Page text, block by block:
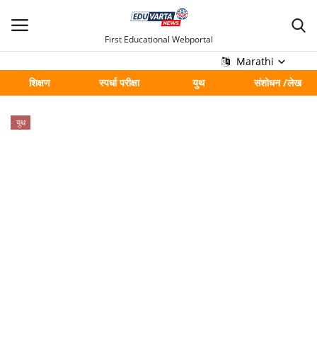
First Educational Webportal
Marathi
शिक्षण
स्पर्धा परीक्षा युथ संशोधन /लेख
मुख्य
Contact
युथ